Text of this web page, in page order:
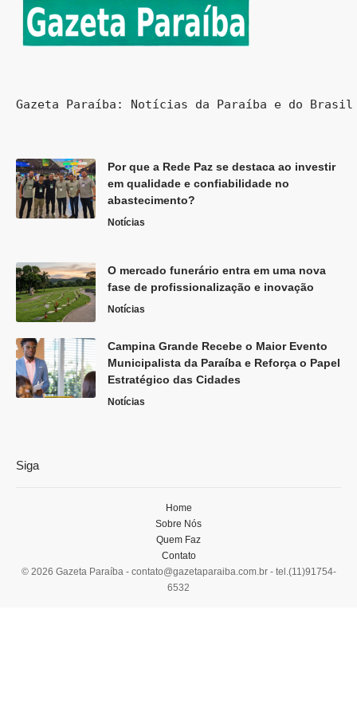
Gazeta Paraíba: Notícias da Paraíba e do
Por que a Rede Paz se destaca ao investir
em qualidade e confiabilidade no
abastecimento?
Notícias
O mercado funerário entra em uma nova
fase de profissionalização e inovação
Notícias
Campina Grande Recebe o Maior Evento
Municipalista da Paraíba e Reforça o Papel
Estratégico das Cidades
Notícias
Siga
© 2026 Gazeta Paraíba - contato@gazetaparaiba.com.br- tel.(11)91754-
6532
Home
Sobre Nós
Quem Faz
Contato